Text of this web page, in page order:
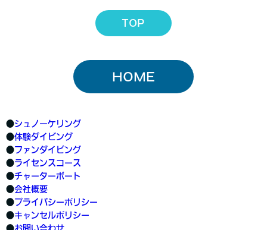
TOP
HOME
●シュノーケリング
●体験ダイビング
●ファンダイビング
●ライセンスコース
●チャーターボート
●会社概要
●プライバシーポリシー
●キャンセルポリシー